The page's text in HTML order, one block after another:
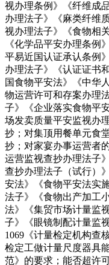
视办理条例》《纤维成
办理法子》《麻类纤维
视办理法子》《食物相
《化学品平安办理条例
平易近国认证承认条例
办理法子》《认证证书
国食物平安法》《中华
物运营许可和存案办理
子》《企业落实食物平
场发卖质量平安监视办
抄；对集顶用餐单元食
抄；对家宴办事运营者
运营监视查抄办理法子
查抄办理法子（试行）
安法》《食物平安法实
法子》《食物出产加工
法》《集贸市场计量监
子》《眼镜制配计量监
1069《计量检定机构查
检定工做计量尺度器具
范》的要求；能否超许